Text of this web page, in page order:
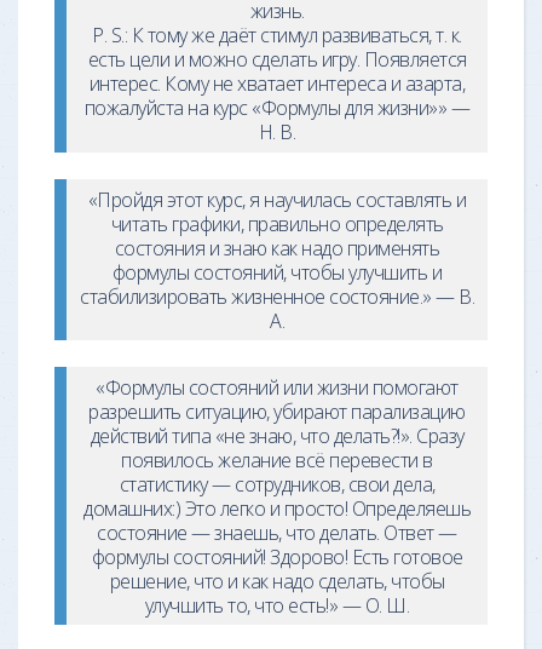
жизнь.
P. S.: К тому же даёт стимул развиваться, т. к.
есть цели и можно сделать игру. Появляется
интерес. Кому не хватает интереса и азарта,
пожалуйста на курс «Формулы для жизни»» —
Н. В.
«Пройдя этот курс, я научилась составлять и
читать графики, правильно определять
состояния и знаю как надо применять
формулы состояний, чтобы улучшить и
стабилизировать жизненное состояние.» — В.
А.
«Формулы состояний или жизни помогают
разрешить ситуацию, убирают парализацию
действий типа «не знаю, что делать?!». Сразу
появилось желание всё перевести в
статистику — сотрудников, свои дела,
домашних:) Это легко и просто! Определяешь
состояние — знаешь, что делать. Ответ —
формулы состояний! Здорово! Есть готовое
решение, что и как надо сделать, чтобы
улучшить то, что есть!» — О. Ш.